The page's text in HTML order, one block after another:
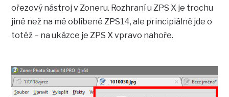
ořezový nástroj v Zoneru. Rozhraní u ZPS X je trochu
jiné než na mé oblíbené ZPS14, ale principiálně jde o
totéž – na ukázce je ZPS X vpravo nahoře.